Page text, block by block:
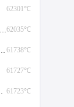
62301℃
62035℃
61738℃
61727℃
61723℃